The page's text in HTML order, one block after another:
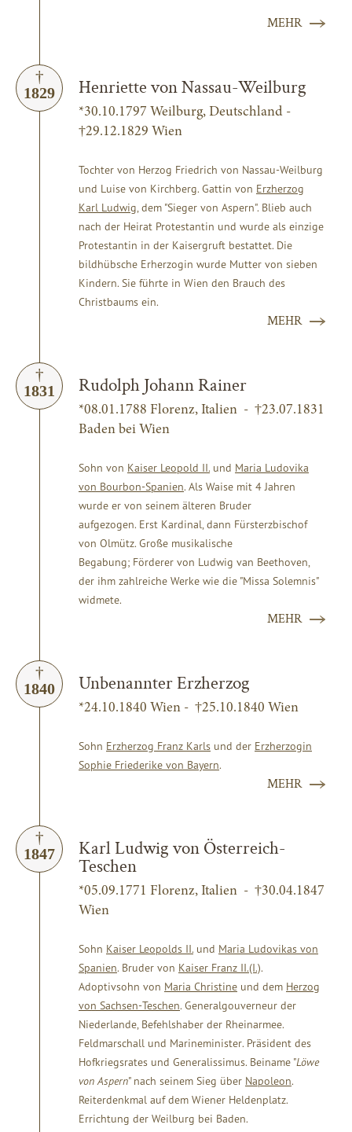
MEHR
1829 Henriette von Nassau-Weilburg
*30.10.1797 Weilburg, Deutschland -
†29.12.1829 Wien
Tochter von Herzog Friedrich von Nassau-Weilburg
und Luise von Kirchberg. Gattin von Erzherzog
Karl Ludwig , dem "Sieger von Aspern". Blieb auch
nach der Heirat Protestantin und wurde als einzige
Protestantin in der Kaisergruft bestattet. Die
bildhübsche Erherzogin wurde Mutter von sieben
Kindern. Sie führte in Wien den Brauch des
Christbaums ein.
MEHR
1831 Rudolph Johann Rainer
*08.01.1788 Florenz, Italien - †23.07.1831
Baden bei Wien
Sohn von Kaiser Leopold II. und Maria Ludovika
von Bourbon-Spanien. Als Waise mit 4 Jahren
wurde er von seinem älteren Bruder
aufgezogen. Erst Kardinal, dann Fürsterzbischof
von Olmütz. Große musikalische
Begabung; Förderer von Ludwig van Beethoven,
der ihm zahlreiche Werke wie die "Missa Solemnis"
widmete.
MEHR
1840 Unbenannter Erzherzog
*24.10.1840 Wien - †25.10.1840 Wien
Sohn Erzherzog Franz Karls und der Erzherzogin
Sophie Friederike von Bayern.
MEHR
1847 Karl Ludwig von Österreich-
Teschen
*05.09.1771 Florenz, Italien - †30.04.1847
Wien
Sohn Kaiser Leopolds II. und Maria Ludovikas von
Spanien. Bruder von Kaiser Franz II.(I.).
Adoptivsohn von Maria Christine und dem Herzog
von Sachsen-Teschen. Generalgouverneur der
Niederlande, Befehlshaber der Rheinarmee.
Feldmarschall und Marineminister. Präsident des
Hofkriegsrates und Generalissimus. Beiname "Löwe
von Aspern" nach seinem Sieg über Napoleon.
Reiterdenkmal auf dem Wiener Heldenplatz.
Errichtung der Weilburg bei Baden.